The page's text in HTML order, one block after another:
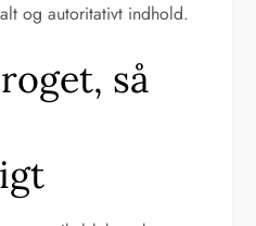
og autoritativt indhold.
så